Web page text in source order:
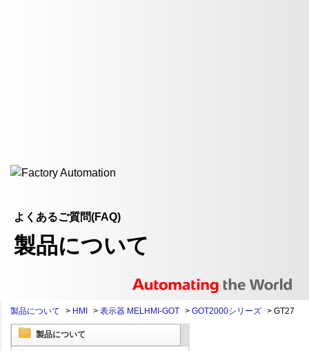
よくあるご質問(FAQ)
製品について
製品について > HMI > 表示器 MELHMI-GOT > GOT2000シリーズ > GT27
製品について